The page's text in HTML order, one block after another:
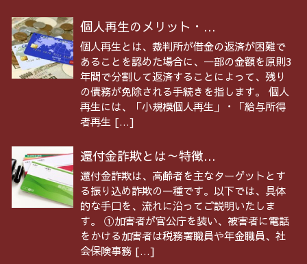
個人再生のメリット・...
個人再生とは、裁判所が借金の返済が困難で
あることを認めた場合に、一部の金額を原則3
年間で分割して返済することによって、残り
の債務が免除される手続きを指します。 個人
再生には、「小規模個人再生」・「給与所得
者再生 […]
還付金詐欺とは～特徴...
還付金詐欺は、高齢者を主なターゲットとす
る振り込め詐欺の一種です。以下では、具体
的な手口を、流れに沿ってご説明いたしま
す。 ①加害者が官公庁を装い、被害者に電話
をかける加害者は税務署職員や年金職員、社
会保険事務 […]